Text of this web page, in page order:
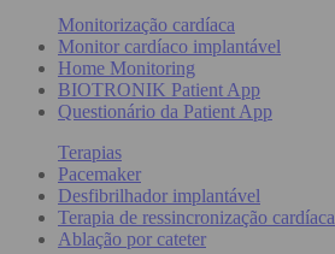
Monitorização cardíaca
Monitor cardíaco implantável
Home Monitoring
BIOTRONIK Patient App
Questionário da Patient App
Terapias
Pacemaker
Desfibrilhador implantável
Terapia de ressincronização cardíaca
Ablação por cateter